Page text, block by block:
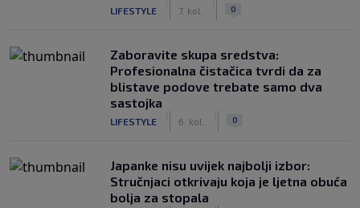
LIFESTYLE 7. kol. 0
Zaboravite skupa sredstva:
Profesionalna čistačica tvrdi da za
blistave podove trebate samo dva
sastojka
LIFESTYLE 6. kol. 0
Japanke nisu uvijek najbolji izbor:
Stručnjaci otkrivaju koja je ljetna obuća
bolja za stopala